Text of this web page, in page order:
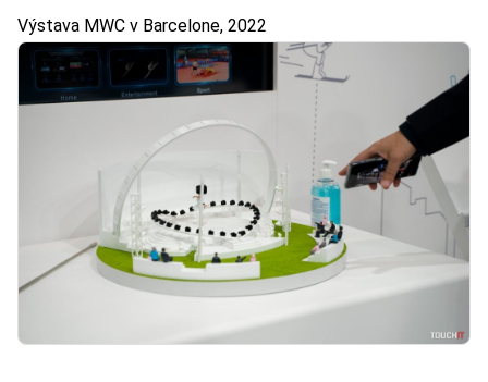
Výstava MWC v Barcelone, 2022